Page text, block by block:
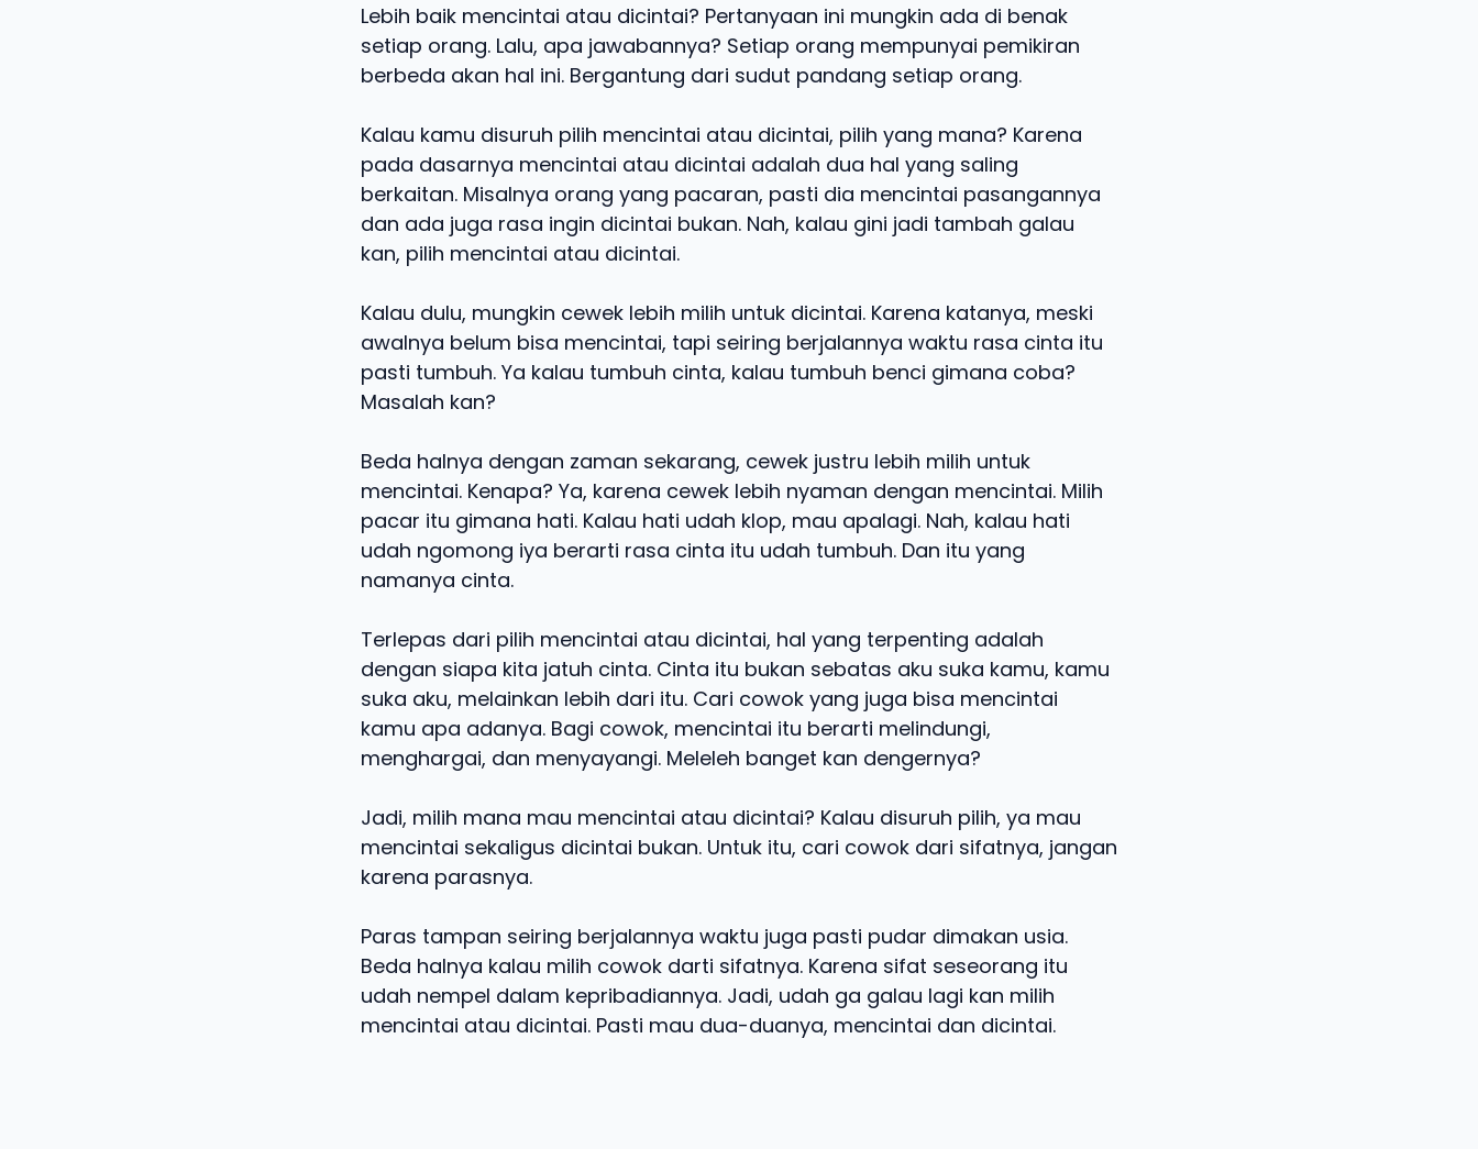
Lebih baik mencintai atau dicintai? Pertanyaan ini mungkin ada di benak
setiap orang. Lalu, apa jawabannya? Setiap orang mempunyai pemikiran
berbeda akan hal ini. Bergantung dari sudut pandang setiap orang.
Kalau kamu disuruh pilih mencintai atau dicintai, pilih yang mana? Karena
pada dasarnya mencintai atau dicintai adalah dua hal yang saling
berkaitan. Misalnya orang yang pacaran, pasti dia mencintai pasangannya
dan ada juga rasa ingin dicintai bukan. Nah, kalau gini jadi tambah galau
kan, pilih mencintai atau dicintai.
Kalau dulu, mungkin cewek lebih milih untuk dicintai. Karena katanya, meski
awalnya belum bisa mencintai, tapi seiring berjalannya waktu rasa cinta itu
pasti tumbuh. Ya kalau tumbuh cinta, kalau tumbuh benci gimana coba?
Masalah kan?
Beda halnya dengan zaman sekarang, cewek justru lebih milih untuk
mencintai. Kenapa? Ya, karena cewek lebih nyaman dengan mencintai. Milih
pacar itu gimana hati. Kalau hati udah klop, mau apalagi. Nah, kalau hati
udah ngomong iya berarti rasa cinta itu udah tumbuh. Dan itu yang
namanya cinta.
Terlepas dari pilih mencintai atau dicintai, hal yang terpenting adalah
dengan siapa kita jatuh cinta. Cinta itu bukan sebatas aku suka kamu, kamu
suka aku, melainkan lebih dari itu. Cari cowok yang juga bisa mencintai
kamu apa adanya. Bagi cowok, mencintai itu berarti melindungi,
menghargai, dan menyayangi. Meleleh banget kan dengernya?
Jadi, milih mana mau mencintai atau dicintai? Kalau disuruh pilih, ya mau
mencintai sekaligus dicintai bukan. Untuk itu, cari cowok dari sifatnya, jangan
karena parasnya.
Paras tampan seiring berjalannya waktu juga pasti pudar dimakan usia.
Beda halnya kalau milih cowok darti sifatnya. Karena sifat seseorang itu
udah nempel dalam kepribadiannya. Jadi, udah ga galau lagi kan milih
mencintai atau dicintai. Pasti mau dua-duanya, mencintai dan dicintai.